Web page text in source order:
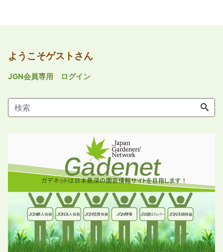
ようこそゲストさん
JGN会員専用 ログイン